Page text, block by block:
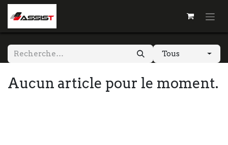
Tous
Aucun article pour le moment.